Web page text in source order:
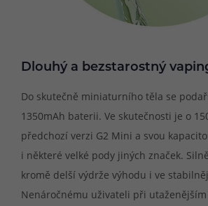
Dlouhý a bezstarostný
Do skutečně miniaturního těla se
1350mAh baterii. Ve skutečnosti je o
předchozí verzi G2 Mini a svou
i některé velké pody jiných značek.
kromě delší výdrže výhodu i ve
Nenáročnému uživateli při